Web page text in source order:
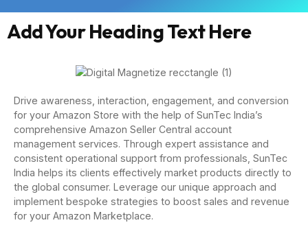
Add Your Heading Text Here
Drive awareness, interaction, engagement, and conversion
for your Amazon Store with the help of SunTec India’s
comprehensive Amazon Seller Central account
management services. Through expert assistance and
consistent operational support from professionals, SunTec
India helps its clients effectively market products directly to
the global consumer. Leverage our unique approach and
implement bespoke strategies to boost sales and revenue
for your Amazon Marketplace.